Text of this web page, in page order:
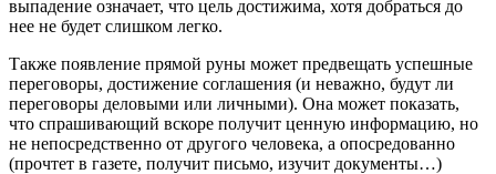
выпадение означает, что цель достижима, хотя добраться до
нее не будет слишком легко.
Также появление прямой руны может предвещать успешные
переговоры, достижение соглашения (и неважно, будут ли
переговоры деловыми или личными). Она может показать,
что спрашивающий вскоре получит ценную информацию, но
не непосредственно от другого человека, а опосредованно
(прочтет в газете, получит письмо, изучит документы…)